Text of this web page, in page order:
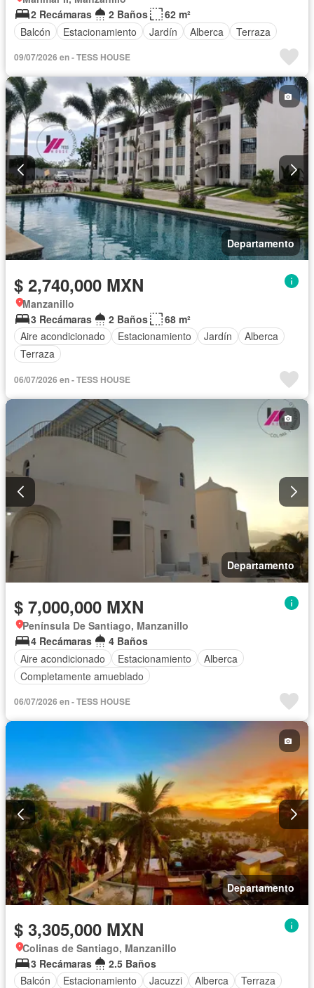
2 Recámaras
2 Baños
62 m²
Balcón
Estacionamiento Jardín Alberca Terraza
09/07/2026 en - TESS HOUSE
Departamento
$ 2,740,000 MXN
Manzanillo
3 Recámaras
2 Baños
68 m²
Aire acondicionado
Estacionamiento Jardín
Alberca
Terraza
06/07/2026 en - TESS HOUSE
Departamento
$ 7,000,000 MXN
Península De Santiago, Manzanillo
4 Recámaras
4 Baños
Aire acondicionado
Estacionamiento
Alberca
Completamente amueblado
06/07/2026 en - TESS HOUSE
Departamento
$ 3,305,000 MXN
Colinas de Santiago, Manzanillo
3 Recámaras
2.5 Baños
Balcón
Estacionamiento Jacuzzi Alberca Terraza